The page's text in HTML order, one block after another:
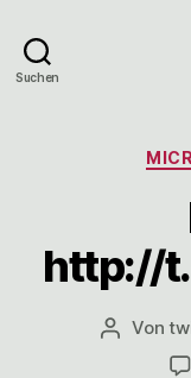
Suchen
http://
Von